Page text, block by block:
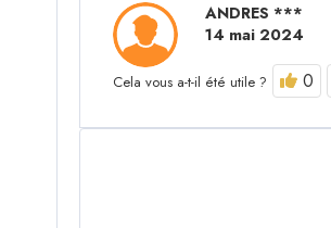
ANDRES ***
14 mai 2024
Cela vous a-t-il été utile ? 0